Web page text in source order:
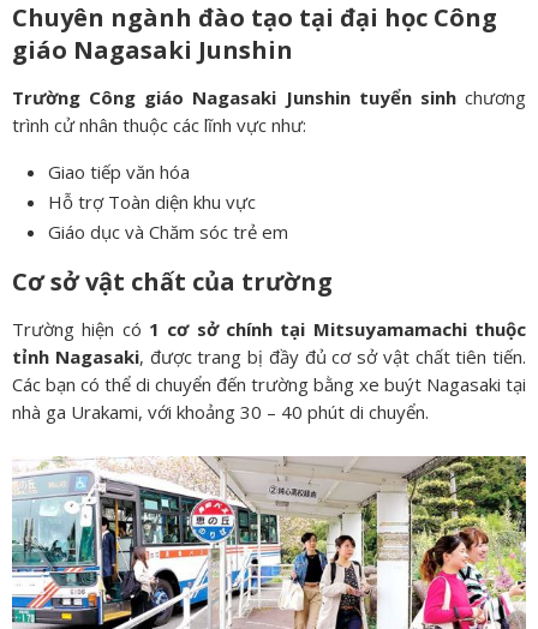
Chuyên ngành đào tạo tại đại học Công
giáo Nagasaki Junshin
Trường Công giáo Nagasaki Junshin tuyển sinhchương
trình cử nhân thuộc các lĩnh vực như:
Giao tiếp văn hóa
Hỗ trợ Toàn diện khu vực
Giáo dục và Chăm sóc trẻ em
Cơ sở vật chất của trường
Trường hiện có 1 cơ sở chính tại Mitsuyamamachi thuộc
tỉnh Nagasaki, được trang bị đầy đủ cơ sở vật chất tiên tiến.
Các bạn có thể di chuyển đến trường bằng xe buýt Nagasaki tại
nhà ga Urakami, với khoảng 30 – 40 phút di chuyển.